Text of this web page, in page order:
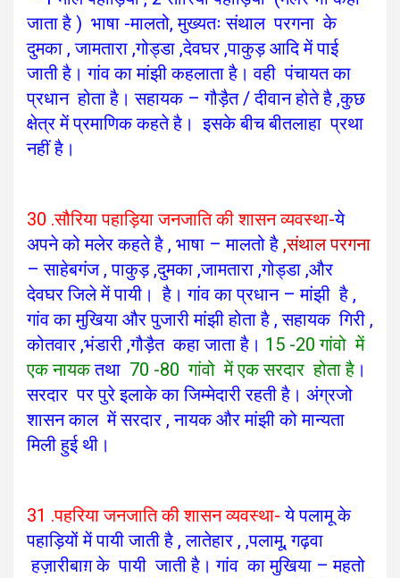
जाता है ) भाषा -मालतो, मुख्यतः संथाल परगना के
दुमका , जामतारा ,गोड्डा ,देवघर ,पाकुड़ आदि में पाई
जाती है। गांव का मांझी कहलाता है। वही पंचायत का
प्रधान होता है। सहायक – गौड़ैत / दीवान होते है ,कुछ
क्षेत्र में प्रमाणिक कहते है। इसके बीच बीतलाहा प्रथा
नहीं है।
30 .सौरिया पहाड़िया जनजाति की शासन व्यवस्था-ये
अपने को मलेर कहते है , भाषा – मालतो है ,संथाल परगना
– साहेबगंज , पाकुड़ ,दुमका ,जामतारा ,गोड्डा ,और
देवघर जिले में पायी। है। गांव का प्रधान – मांझी है ,
गांव का मुखिया और पुजारी मांझी होता है , सहायक गिरी ,
कोतवार ,भंडारी ,गौड़ैत कहा जाता है। 15 -20 गांवो में
एक नायकतथा 70 -80 गांवो में एक सरदार होता है ।
सरदार पर पुरे इलाके का जिम्मेदारी रहती है। अंग्रजो
शासन काल में सरदार , नायक और मांझी को मान्यता
मिली हुई थी।
31 .पहरिया जनजाति की शासन व्यवस्था- ये पलामू के
पहाड़ियों में पायी जाती है , लातेहार , ,पलामू, गढ़वा
हज़ारीबाग़ के पायी जाती है।गांव का मुखिया – महतो